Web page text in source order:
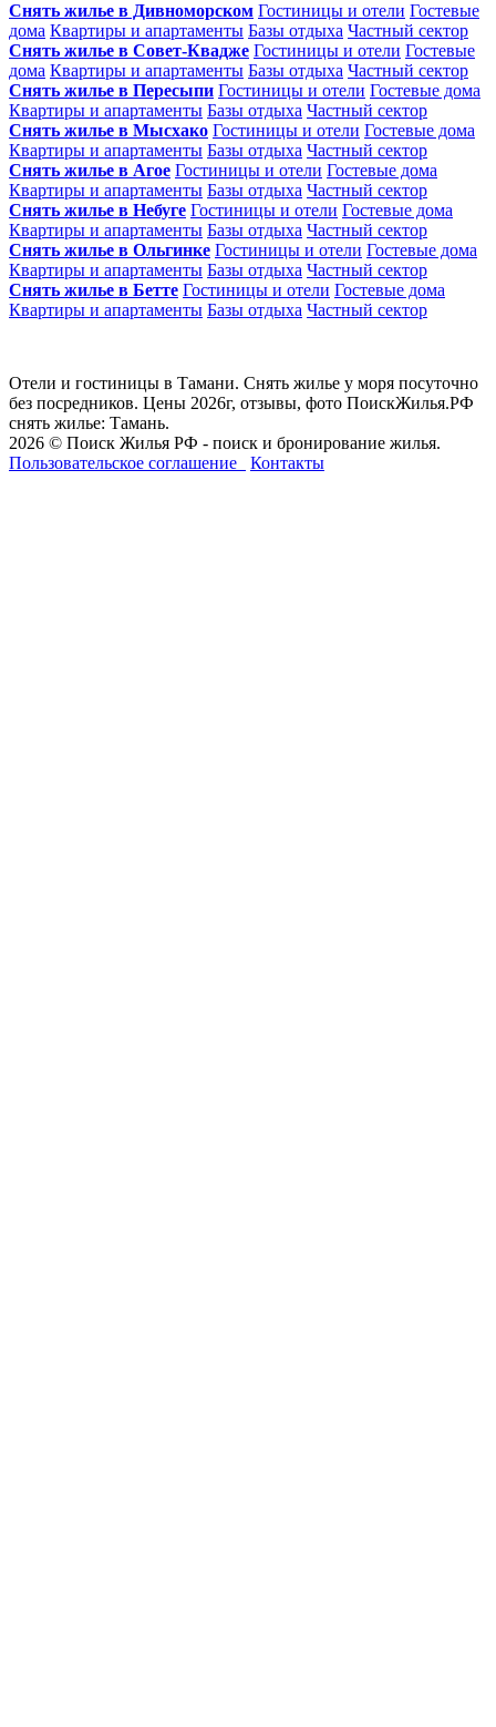
Снять жилье в Дивноморском Гостиницы и отели Гостевые
дома Квартиры и апартаменты Базы отдыха Частный сектор
Снять жилье в Совет-Квадже Гостиницы и отели Гостевые
дома Квартиры и апартаменты Базы отдыха Частный сектор
Снять жилье в Пересыпи Гостиницы и отели Гостевые дома
Квартиры и апартаменты Базы отдыха Частный сектор
Снять жилье в Мысхако Гостиницы и отели Гостевые дома
Квартиры и апартаменты Базы отдыха Частный сектор
Снять жилье в Агое Гостиницы и отели Гостевые дома
Квартиры и апартаменты Базы отдыха Частный сектор
Снять жилье в Небуге Гостиницы и отели Гостевые дома
Квартиры и апартаменты Базы отдыха Частный сектор
Снять жилье в Ольгинке Гостиницы и отели Гостевые дома
Квартиры и апартаменты Базы отдыха Частный сектор
Снять жилье в Бетте Гостиницы и отели Гостевые дома
Квартиры и апартаменты Базы отдыха Частный сектор
Отели и гостиницы в Тамани. Снять жилье у моря посуточно
без посредников. Цены 2026г, отзывы, фото ПоискЖилья.РФ
снять жилье: Тамань.
2026 © Поиск Жилья РФ - поиск и бронирование жилья.
Пользовательское соглашение
Контакты